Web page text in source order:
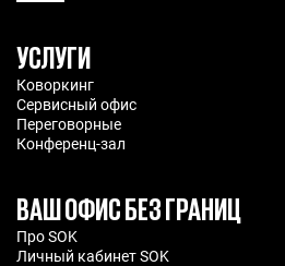
УСЛУГИ
Коворкинг
Сервисный офис
Переговорные
Конференц-зал
ВАШ ОФИС БЕЗ ГРАНИЦ
Про SOK
Личный кабинет SOK